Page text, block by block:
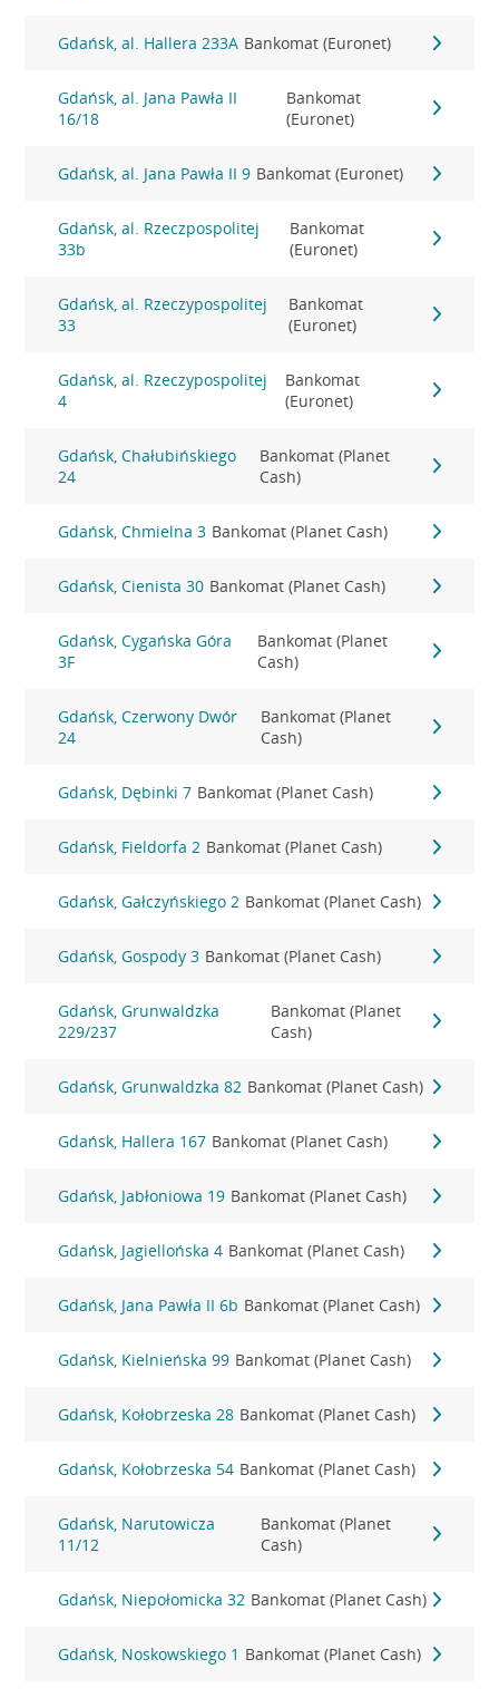
Gdańsk, al. Hallera 233A Bankomat (Euronet)
Gdańsk, al. Jana Pawła II
16/18
Bankomat
(Euronet)
Gdańsk, al. Jana Pawła II 9 Bankomat (Euronet)
Gdańsk, al. Rzeczpospolitej
33b
Bankomat
(Euronet)
Gdańsk, al. Rzeczypospolitej
33
Bankomat
(Euronet)
Gdańsk, al. Rzeczypospolitej
4
Bankomat
(Euronet)
Gdańsk, Chałubińskiego
24
Bankomat (Planet
Cash)
Gdańsk, Chmielna 3 Bankomat (Planet Cash)
Gdańsk, Cienista 30 Bankomat (Planet Cash)
Gdańsk, Cygańska Góra
3F
Bankomat (Planet
Cash)
Gdańsk, Czerwony Dwór
24
Bankomat (Planet
Cash)
Gdańsk, Dębinki 7 Bankomat (Planet Cash)
Gdańsk, Fieldorfa 2 Bankomat (Planet Cash)
Gdańsk, Gałczyńskiego 2 Bankomat (Planet Cash)
Gdańsk, Gospody 3 Bankomat (Planet Cash)
Gdańsk, Grunwaldzka
229/237
Bankomat (Planet
Cash)
Gdańsk, Grunwaldzka 82 Bankomat (Planet Cash)
Gdańsk, Hallera 167 Bankomat (Planet Cash)
Gdańsk, Jabłoniowa 19 Bankomat (Planet Cash)
Gdańsk, Jagiellońska 4 Bankomat (Planet Cash)
Gdańsk, Jana Pawła II 6b Bankomat (Planet Cash)
Gdańsk, Kielnieńska 99 Bankomat (Planet Cash)
Gdańsk, Kołobrzeska 28 Bankomat (Planet Cash)
Gdańsk, Kołobrzeska 54 Bankomat (Planet Cash)
Gdańsk, Narutowicza
11/12
Bankomat (Planet
Cash)
Gdańsk, Niepołomicka 32 Bankomat (Planet Cash)
Gdańsk, Noskowskiego 1 Bankomat (Planet Cash)